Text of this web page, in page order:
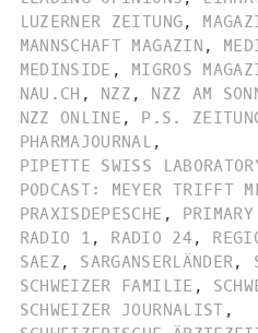
LUZERNER ZEITUNG,
MANNSCHAFT MAGAZIN ,
MEDINSIDE , MIGROS
NAU.CH , NZZ , NZZ AM
NZZ ONLINE , P.S.
PHARMAJOURNAL ,
PIPETTE SWISS
PODCAST: MEYER TRIFFT
PRAXISDEPESCHE ,
RADIO 1 , RADIO 24,
SAEZ , SARGANSERLÄNDER,
SCHWEIZER FAMILIE ,
SCHWEIZER JOURNALIST ,